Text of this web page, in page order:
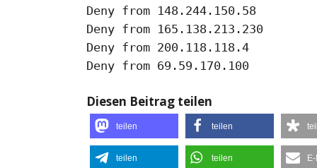
Deny from 148.244.150.58
Deny from 165.138.213.230
Deny from 200.118.118.4
Deny from 69.59.170.100
Diesen Beitrag teilen
teilen teilen
teilen teilen